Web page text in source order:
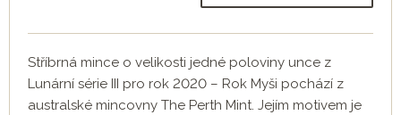
Stříbrná mince o velikosti jedné poloviny unce z
Lunární série III pro rok 2020 – Rok Myši pochází z
australské mincovny The Perth Mint. Jejím motivem je